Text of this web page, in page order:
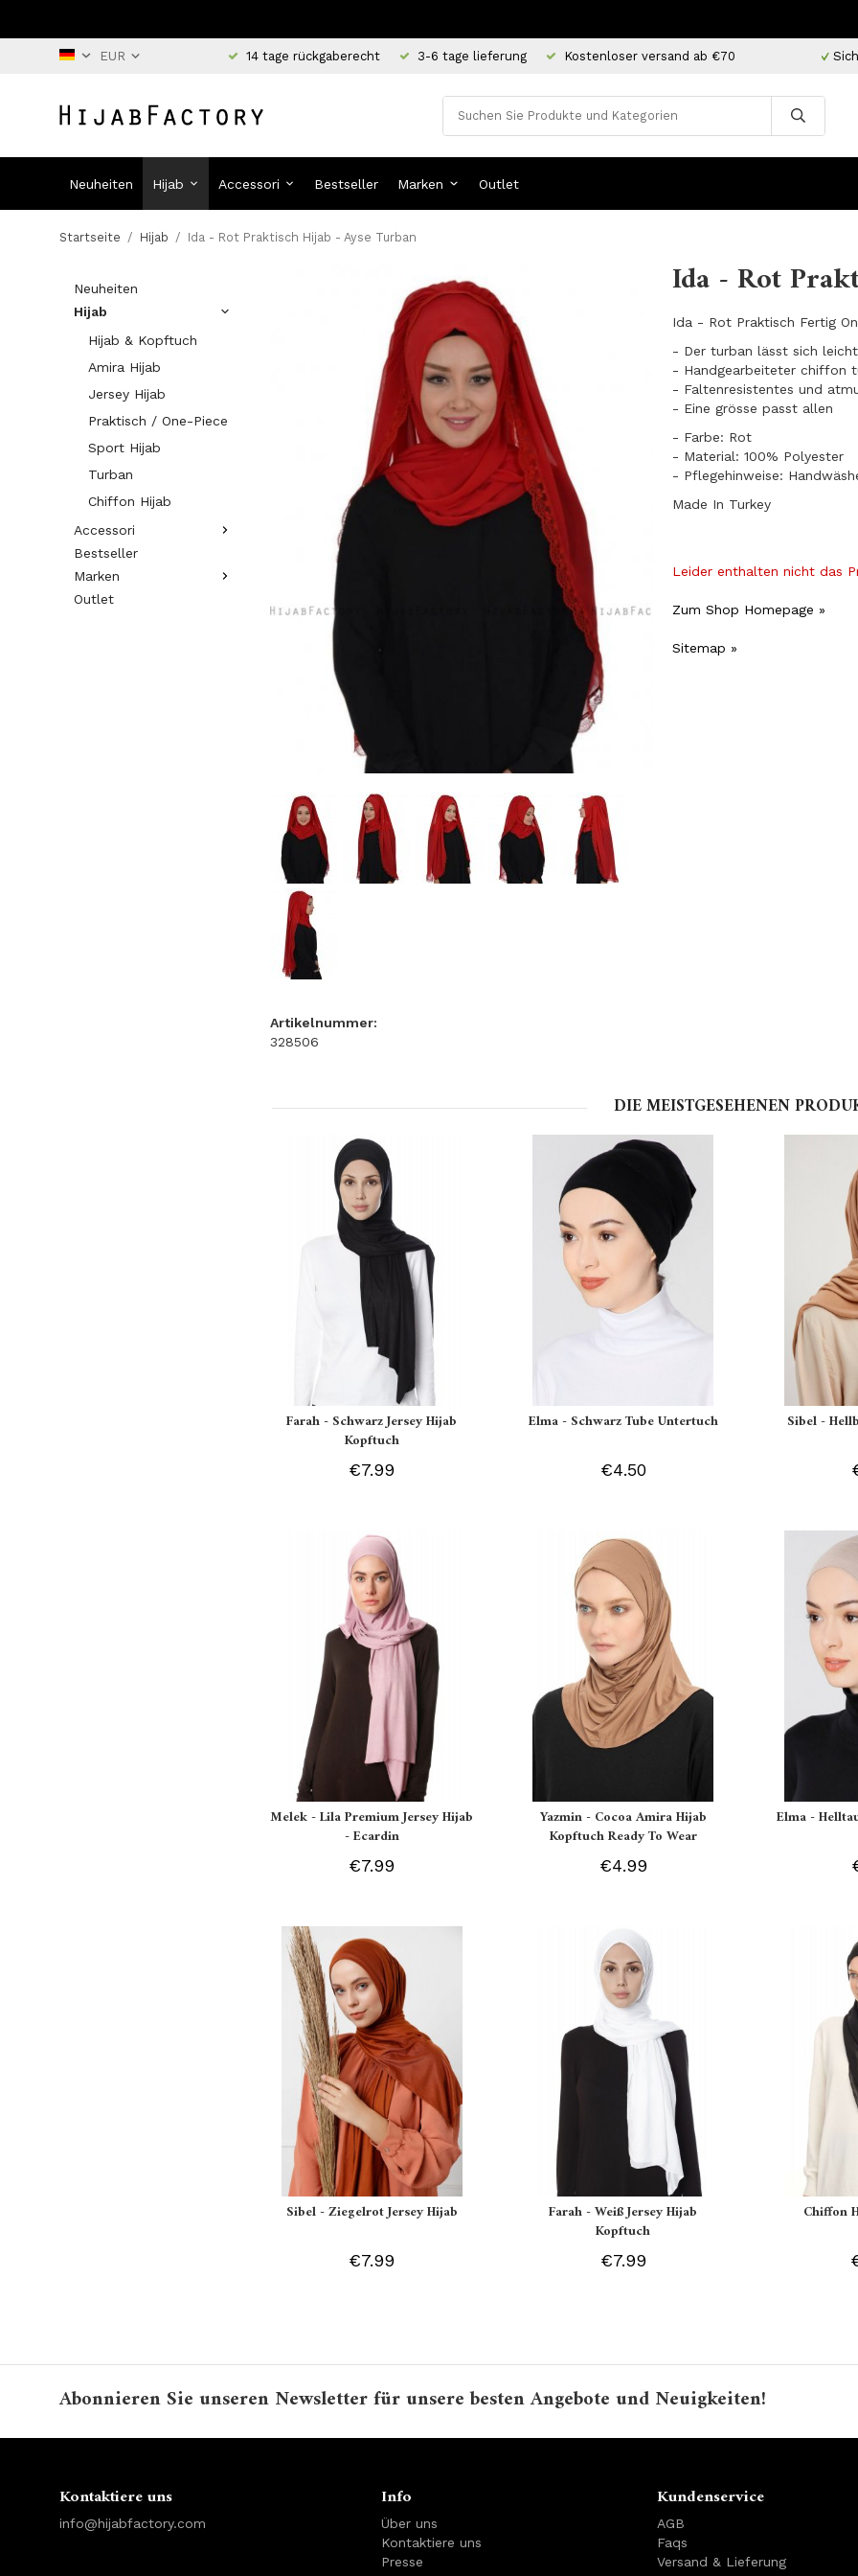
14 tage rückgaberecht 3-6 tage lieferung Kostenloser versand ab €70
Neuheiten Hijab Accessori Bestseller Marken Outlet
Startseite / Hijab / Ida - Rot Praktisch Hijab - Ayse Turban
Neuheiten
Hijab
Hijab & Kopftuch
Amira Hijab
Jersey Hijab
Praktisch / One-Piece
Sport Hijab
Turban
Chiffon Hijab
Accessori
Bestseller
Marken
Outlet
Ida - Rot
Ida - Rot Praktisch Fertig
- Der turban lässt sich
- Handgearbeiteter chiffon
- Faltenresistentes und
​- Eine grösse passt allen
- Farbe: Rot
- Material: 100% Polyester
- Pflegehinweise:
Made In Turkey
Leider enthalten nicht das
Zum Shop Homepage »
Sitemap »
Artikelnummer:
328506
DIE MEISTGESEHENEN
Farah - Schwarz Jersey Hijab
Kopftuch
€7.99
Elma - Schwarz Tube Untertuch
€4.50
Sibel -
Melek - Lila Premium Jersey Hijab
- Ecardin
€7.99
Yazmin - Cocoa Amira Hijab
Kopftuch Ready To Wear
€4.99
Elma -
Sibel - Ziegelrot Jersey Hijab
€7.99
Farah - Weiß Jersey Hijab
Kopftuch
€7.99
Chiffon
Abonnieren Sie unseren Newsletter für unsere besten Angebote und Neuigkeiten!
Kontaktiere uns
info@hijabfactory.com
Info
Über uns
Kontaktiere uns
Presse
Kundenservice
AGB
Faqs
Versand & Lieferung